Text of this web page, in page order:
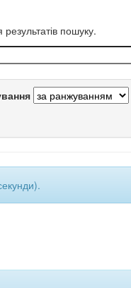
пошуку.